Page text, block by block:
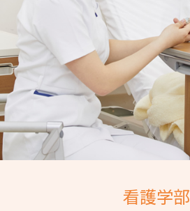
看護学部